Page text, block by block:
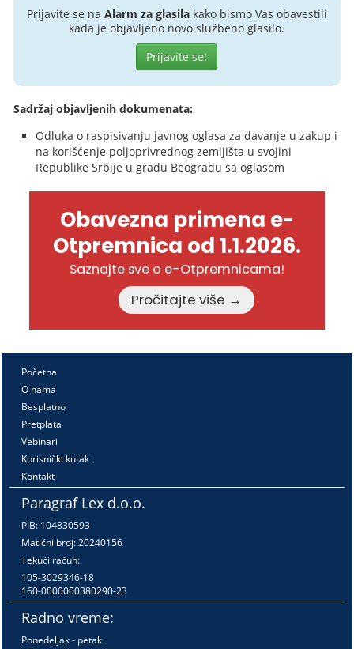
Prijavite se na Alarm za glasilakako bismo Vas obavestili
kada je objavljeno novo službeno glasilo.
Prijavite se!
Sadržaj objavljenih dokumenata:
Odluka o raspisivanju javnog oglasa za davanje u zakup i
na korišćenje poljoprivrednog zemljišta u svojini
Republike Srbije u gradu Beogradu sa oglasom
Obavezna primena e-
Otpremnica od 1.1.2026.
Saznajte sve o e-Otpremnicama!
Pročitajte više →
Početna
O nama
Besplatno
Pretplata
Vebinari
Korisnički kutak
Kontakt
Paragraf Lex d.o.o.
PIB: 104830593
Matični broj: 20240156
Tekući račun:
105-3029346-18
160-0000000380290-23
Radno vreme:
Ponedeljak - petak